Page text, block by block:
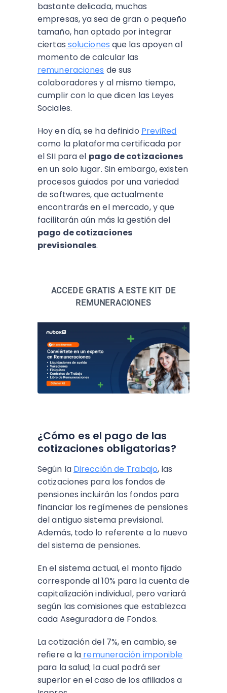
bastante delicada, muchas
empresas, ya sea de gran o pequeño
tamaño, han optado por integrar
ciertas soluciones que las apoyen al
momento de calcular las
remuneraciones de sus
colaboradores y al mismo tiempo,
cumplir con lo que dicen las Leyes
Sociales.
Hoy en día, se ha definido PreviRed
como la plataforma certificada por
el SII para el pago de cotizaciones
en un solo lugar. Sin embargo, existen
procesos guiados por una variedad
de softwares, que actualmente
encontrarás en el mercado, y que
facilitarán aún más la gestión del
pago de cotizaciones
previsionales.
ACCEDE GRATIS A ESTE KIT DE
REMUNERACIONES
¿Cómo es el pago de las
cotizaciones obligatorias?
Según la Dirección de Trabajo, las
cotizaciones para los fondos de
pensiones incluirán los fondos para
financiar los regímenes de pensiones
del antiguo sistema previsional.
Además, todo lo referente a lo nuevo
del sistema de pensiones.
En el sistema actual, el monto fijado
corresponde al 10% para la cuenta de
capitalización individual, pero variará
según las comisiones que establezca
cada Aseguradora de Fondos.
La cotización del 7%, en cambio, se
refiere a la remuneración imponible
para la salud; la cual podrá ser
superior en el caso de los afiliados a